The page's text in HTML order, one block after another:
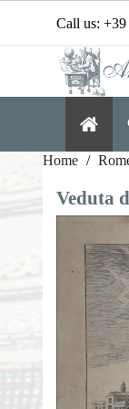
Call us: +39
Home
Veduta